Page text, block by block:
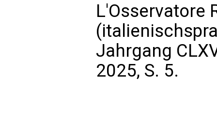
L'Osservatore
Jahrgang
2025, S. 5.